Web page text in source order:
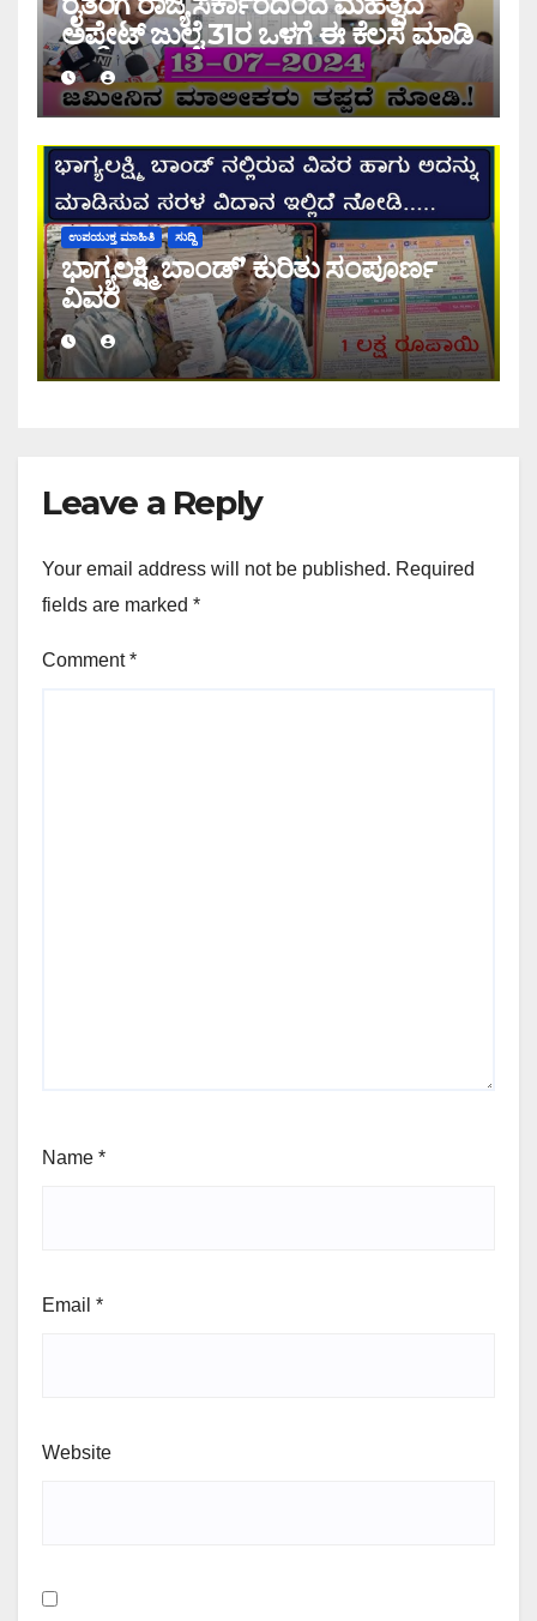
ಅಪ್ಡೇಟ್ ಜುಲೈ 31ರ ಒಳಗೆ ಈ ಕೆಲಸ ಮಾಡಿ
ಉಪಯುಕ್ತ ಮಾಹಿತಿ ಸುದ್ದಿ
ಭಾಗ್ಯಲಕ್ಷ್ಮಿ ಬಾಂಡ್’ ಕುರಿತು ಸಂಪೂರ್ಣ
ವಿವರ
Leave a Reply
Your email address will not be published. Required
fields are marked *
Comment*
Name *
Email *
Website